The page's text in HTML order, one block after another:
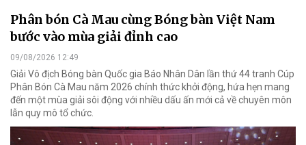
Phân bón Cà Mau cùng Bóng bàn Việt Nam
bước vào mùa giải đỉnh cao
09/08/2026 12:49
Giải Vô địch Bóng bàn Quốc gia Báo Nhân Dân lần thứ 44 tranh Cúp
Phân Bón Cà Mau năm 2026 chính thức khởi động, hứa hẹn mang
đến một mùa giải sôi động với nhiều dấu ấn mới cả về chuyên môn
lẫn quy mô tổ chức.